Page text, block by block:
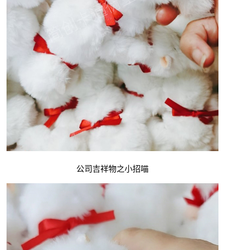
公司吉祥物之小招喵